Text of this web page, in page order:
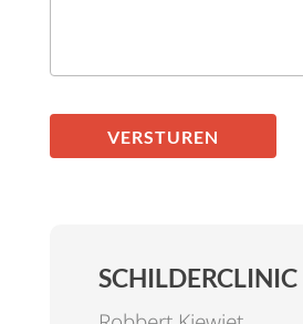
SCHILDERCLINIC